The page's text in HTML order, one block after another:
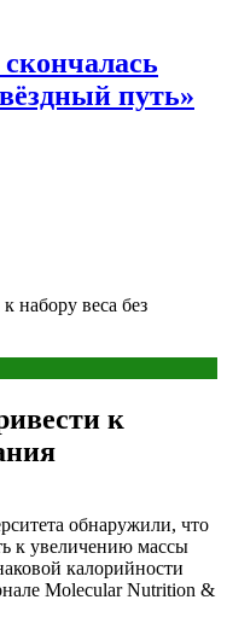
путь»
набору веса без
к
обнаружили, что
к увеличению массы
калорийности
Molecular Nutrition &